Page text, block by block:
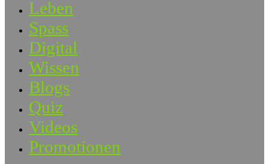
Leben
Spass
Digital
Wissen
Blogs
Quiz
Videos
Promotionen